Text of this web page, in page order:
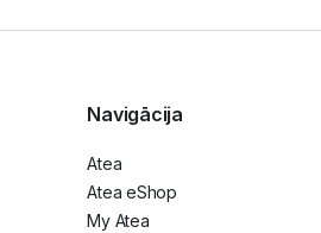
Navigācija
Atea
Atea eShop
My Atea